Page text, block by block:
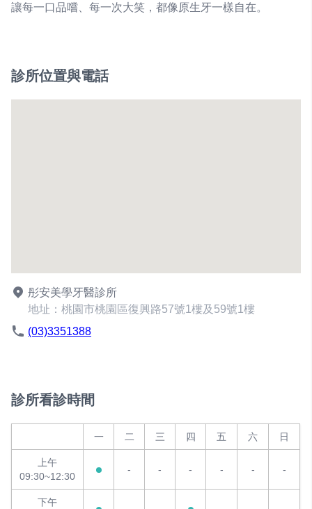
讓每一口品嚐、每一次大笑，都像原生牙一樣自在。
診所位置與電話
彤安美學牙醫診所
地址：桃園市桃園區復興路57號1樓及59號1樓
(03)3351388
診所看診時間
一 二 三 四 五 六 日
上午
09:30~12:30
- - - - - -
下午